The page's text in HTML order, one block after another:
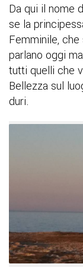
Da qui il nome
se la
Femminile,
parlano oggi
tutti quelli che
Bellezza sul
duri.